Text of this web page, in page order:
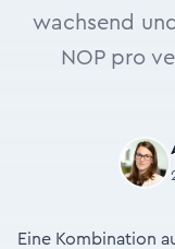
wachsend
NOP pro
Eine Kombination